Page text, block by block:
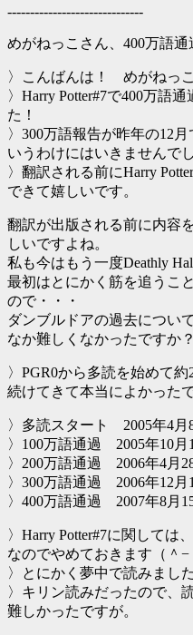
------------------------------
めがねっこさん、400万語通
〉こんばんは！ めがねっ
〉Harry Potter#7で400万語
た！
〉300万語報告が昨年の12
いうわけにはいきませんでし
〉翻訳される前にHarry
できて嬉しいです。
翻訳が出版される前に内容
しいですよね。
私も今はもう一度Deathly
最初はとにかく筋を追うこ
ので・・・
ダンブルドアの過去につい
なか難しくなかったですか？
〉PGR0から多読を始めて
続けてきて本当によかった
〉多読スタート 2005年4月
〉100万語通過 2005年10月
〉200万語通過 2006年4月
〉300万語通過 2006年12月
〉400万語通過 2007年8月
〉Harry Potter#7に関しては
なのでやめておきます（＾−
〉とにかく夢中で読みました
〉キリン読みだったので、
難しかったですが。